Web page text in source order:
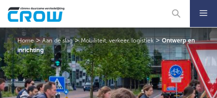
naar
de
inhoud
Home>Aan de slag>Mobiliteit, verkeer, logistiek>Ontwerp en
inrichting